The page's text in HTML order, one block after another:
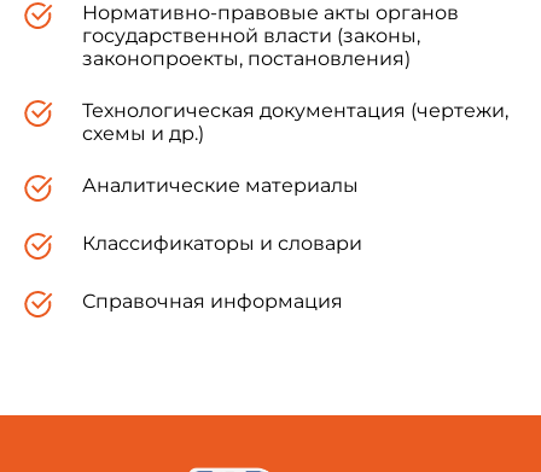
Нормативно-правовые акты органов
государственной власти (законы,
законопроекты, постановления)
Технологическая документация (чертежи,
схемы и др.)
Аналитические материалы
Классификаторы и словари
Справочная информация